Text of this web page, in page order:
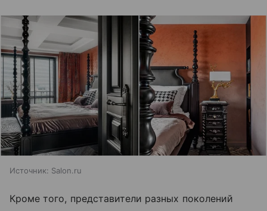
Источник: Salon.ru
Кроме того, представители разных поколений